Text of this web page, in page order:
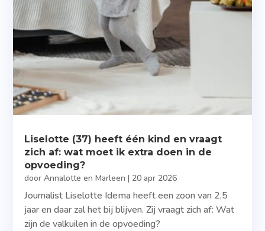
Liselotte (37) heeft één kind en vraagt
zich af: wat moet ik extra doen in de
opvoeding?
doorAnnalotte en Marleen | 20 apr 2026
Journalist Liselotte Idema heeft een zoon van 2,5
jaar en daar zal het bij blijven. Zij vraagt zich af: Wat
zijn de valkuilen in de opvoeding?